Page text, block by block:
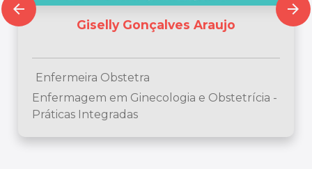
Giselly Gonçalves Araujo
Enfermeira Obstetra
Enfermagem em Ginecologia e Obstetrícia -
Práticas Integradas
arrow_forward
arrow_back